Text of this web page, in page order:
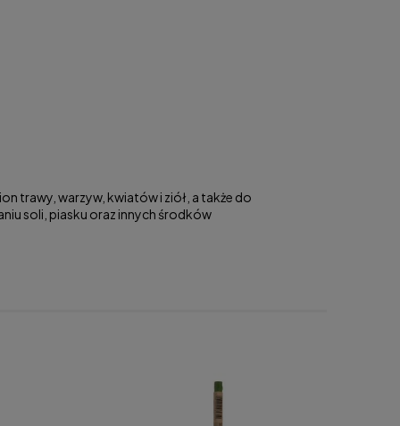
trawy, warzyw, kwiatów i ziół, a także do
soli, piasku oraz innych środków